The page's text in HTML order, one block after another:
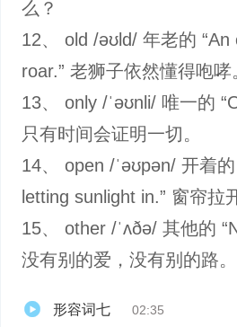
么？
12、 old /əʊld/ 年老的
roar.” 老狮子依然懂得咆哮
13、 only /ˈəʊnli/ 唯一的
只有时间会证明一切。
14、 open /ˈəʊpən/ 开着
letting sunlight in.” 窗帘拉
15、 other /ˈʌðə/ 其他的
没有别的爱，没有别的路。
形容词七 02:35